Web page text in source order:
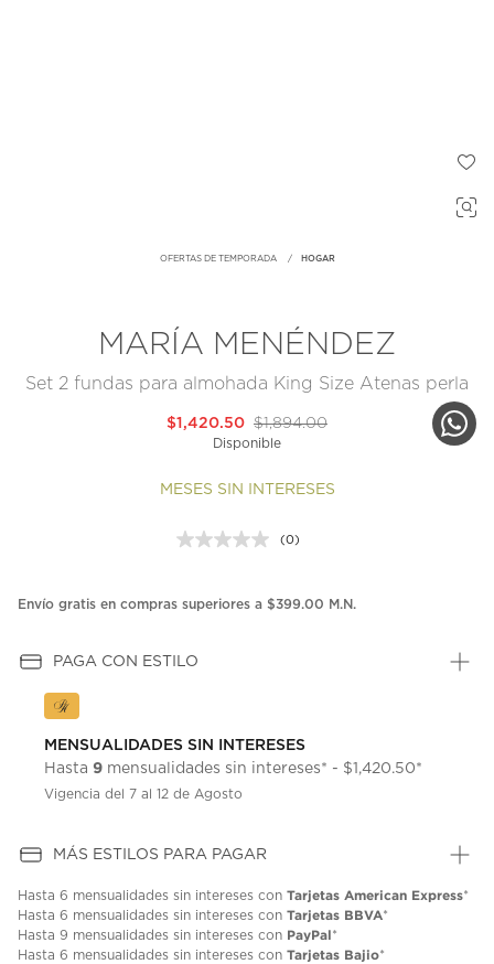
OFERTAS DE TEMPORADA HOGAR
MARÍA MENÉNDEZ
Set 2 fundas para almohada King Size Atenas perla
$1,894.00
$1,420.50
Disponible
MESES SIN INTERESES
Sin
en
(0)
Envío gratis en compras superiores a $399.00 M.N.
PAGA CON ESTILO
MENSUALIDADES SIN INTERESES
Hasta 9 mensualidades sin intereses* - $1,420.50*
Vigencia del 7 al 12 de Agosto
MÁS ESTILOS PARA PAGAR
Hasta 6 mensualidades sin intereses con Tarjetas American Express*
Hasta 6 mensualidades sin intereses con Tarjetas BBVA*
Hasta 9 mensualidades sin intereses con PayPal*
Hasta 6 mensualidades sin intereses con Tarjetas Bajio*